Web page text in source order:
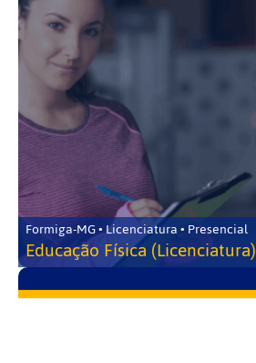
Formiga-MG • Licenciatura • Presencial
Educação Física (Licenciatura)